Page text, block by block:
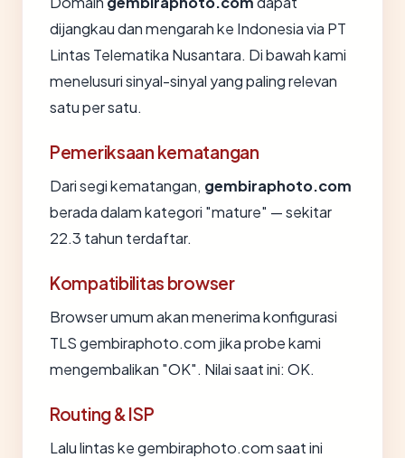
dijangkau dan mengarah ke Indonesia via PT
Lintas Telematika Nusantara. Di bawah kami
menelusuri sinyal-sinyal yang paling relevan
satu per satu.
Pemeriksaan kematangan
Dari segi kematangan, gembiraphoto.com
berada dalam kategori "mature" — sekitar
22.3 tahun terdaftar.
Kompatibilitas browser
Browser umum akan menerima konfigurasi
TLS gembiraphoto.com jika probe kami
mengembalikan "OK". Nilai saat ini: OK.
Routing & ISP
Lalu lintas ke gembiraphoto.com saat ini